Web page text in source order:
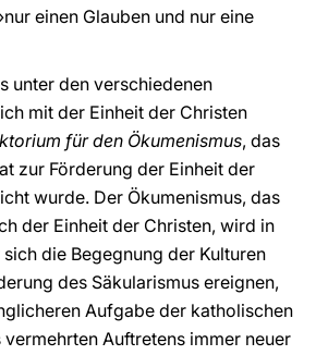
einen Glauben und nur eine
unter den verschiedenen
mit der Einheit der Christen
für den Ökumenismus, das
zur Förderung der Einheit der
wurde. Der Ökumenismus, das
der Einheit der Christen, wird in
die Begegnung der Kulturen
des Säkularismus ereignen,
Aufgabe der katholischen
Auftretens immer neuer